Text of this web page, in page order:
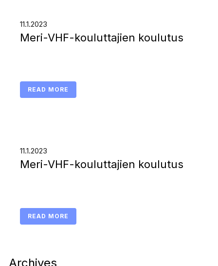
11.1.2023
Meri-VHF-kouluttajien koulutus
READ MORE
11.1.2023
Meri-VHF-kouluttajien koulutus
READ MORE
Archives